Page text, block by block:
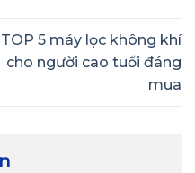
TOP 5 máy lọc không khí
cho người cao tuổi đáng
mua